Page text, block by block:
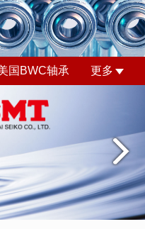
国BWC轴承 更多